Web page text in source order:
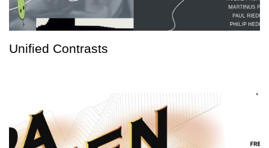
Unified Contrasts